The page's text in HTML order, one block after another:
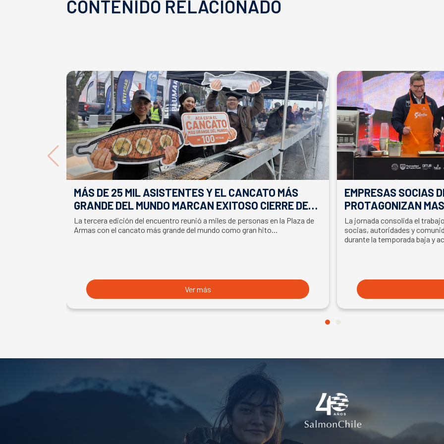
CONTENIDO RELACIONADO
MÁS DE 25 MIL ASISTENTES Y EL CANCATO MÁS
GRANDE DEL MUNDO MARCAN EXITOSO CIERRE DE
LA SEMANA DEL SALMÓN
La tercera edición del encuentro reunió a miles de personas en la Plaza de
Armas con el cancato más grande del mundo como gran hito…
Ver más
EMPRESAS SOCIAS
PROTAGONIZAN
LA PARTICIPACIÓN
EN SEMANA DEL
La jornada consolida el
socias, autoridades y
durante la temporada baja y